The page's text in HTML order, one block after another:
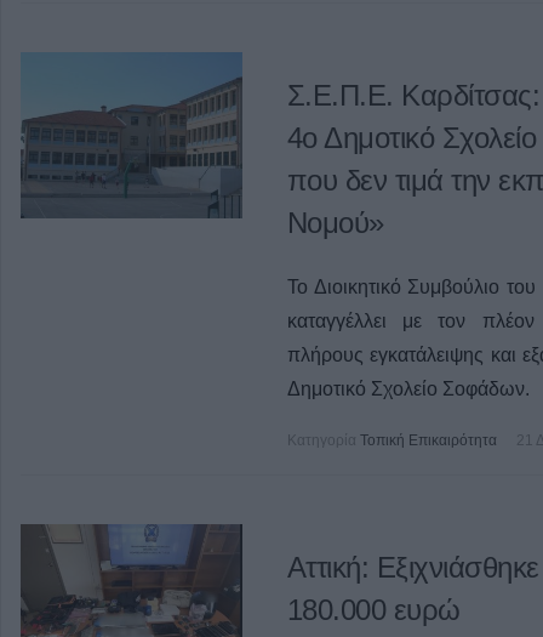
Σ.Ε.Π.Ε.
4ο Δημοτικό
που δεν τιμά την
Νομού»
Το Διοικητικό Συμβούλιο
καταγγέλλει με τον
πλήρους εγκατάλειψης και
Δημοτικό Σχολείο Σοφάδων.
Κατηγορία Τοπική Επικαιρότητα 21
Αττική:
180.000 ευρώ